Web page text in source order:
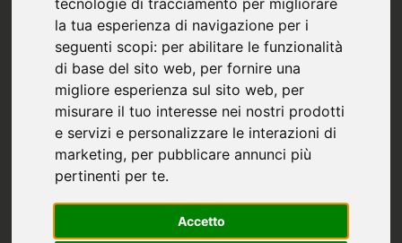
la tua esperienza di navigazione per i
seguenti scopi: per abilitare le funzionalità
di base del sito web, per fornire una
migliore esperienza sul sito web, per
misurare il tuo interesse nei nostri prodotti
e servizi e personalizzare le interazioni di
marketing, per pubblicare annunci più
pertinenti per te.
Accetto